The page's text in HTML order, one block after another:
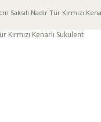
Saksılı Nadir Tür Kırmızı